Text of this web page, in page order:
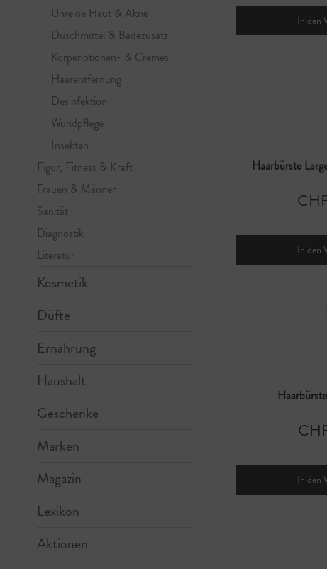
Unreine Haut & Akne
Duschmittel & Badezusatz
Körperlotionen- & Cremes
Haarentfernung
Desinfektion
Wundpflege
Insekten
Figur, Fitness & Kraft
Frauen & Männer
Sanität
Diagnostik
Literatur
Kosmetik
Düfte
Ernährung
Haushalt
Geschenke
Marken
Magazin
Lexikon
Aktionen
In den
Haarbürste
In den
In den